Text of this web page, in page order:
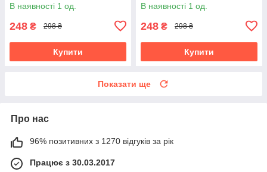
В наявності 1 од.
248 ₴ 298 ₴
Купити
В наявності 1 од.
248 ₴ 298 ₴
Купити
Показати ще
Про нас
96% позитивних з 1270 відгуків за рік
Працює з 30.03.2017